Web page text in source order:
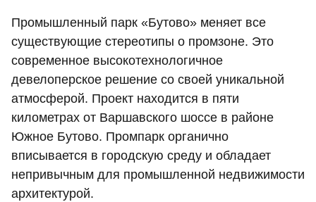
Промышленный парк «Бутово» меняет все
существующие стереотипы о промзоне. Это
современное высокотехнологичное
девелоперское решение со своей уникальной
атмосферой. Проект находится в пяти
километрах от Варшавского шоссе в районе
Южное Бутово. Промпарк органично
вписывается в городскую среду и обладает
непривычным для промышленной недвижимости
архитектурой.